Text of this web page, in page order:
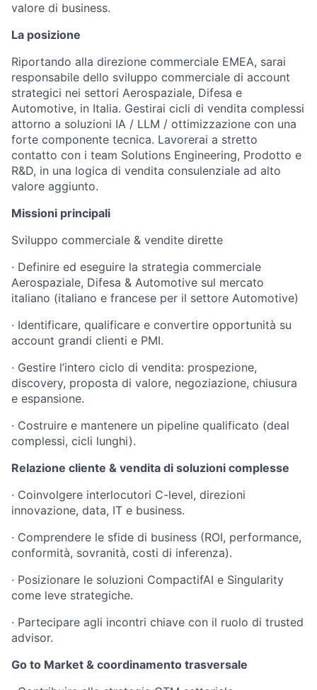
valore di business.
La posizione
Riportando alla direzione commerciale EMEA, sarai
responsabile dello sviluppo commerciale di account
strategici nei settori Aerospaziale, Difesa e
Automotive, in Italia. Gestirai cicli di vendita complessi
attorno a soluzioni IA / LLM / ottimizzazione con una
forte componente tecnica. Lavorerai a stretto
contatto con i team Solutions Engineering, Prodotto e
R&D, in una logica di vendita consulenziale ad alto
valore aggiunto.
Missioni principali
Sviluppo commerciale & vendite dirette
· Definire ed eseguire la strategia commerciale
Aerospaziale, Difesa & Automotive sul mercato
italiano (italiano e francese per il settore Automotive)
· Identificare, qualificare e convertire opportunità su
account grandi clienti e PMI.
· Gestire l’intero ciclo di vendita: prospezione,
discovery, proposta di valore, negoziazione, chiusura
e espansione.
· Costruire e mantenere un pipeline qualificato (deal
complessi, cicli lunghi).
Relazione cliente & vendita di soluzioni complesse
· Coinvolgere interlocutori C-level, direzioni
innovazione, data, IT e business.
· Comprendere le sfide di business (ROI, performance,
conformità, sovranità, costi di inferenza).
· Posizionare le soluzioni CompactifAI e Singularity
come leve strategiche.
· Partecipare agli incontri chiave con il ruolo di trusted
advisor.
Go to Market & coordinamento trasversale